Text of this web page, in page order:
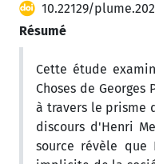
10.22129/
Résumé
Cette étude
Choses de
à travers le prisme
discours d'Henri
source révèle que